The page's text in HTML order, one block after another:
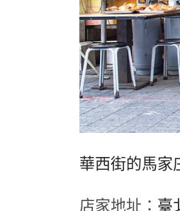
華西街的馬家
店家地址： 臺